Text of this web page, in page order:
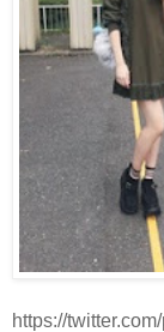
https://